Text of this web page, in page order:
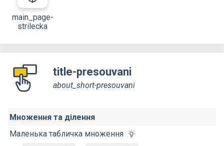
main_page-
strilecka
title-presouvani
about_short-presouvani
Множення та ділення
Маленька табличка множення